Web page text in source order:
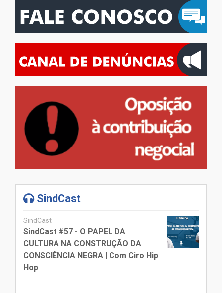
SindCast
SindCast
SindCast #57 - O PAPEL DA
CULTURA NA CONSTRUÇÃO DA
CONSCIÊNCIA NEGRA | Com Ciro Hip
Hop